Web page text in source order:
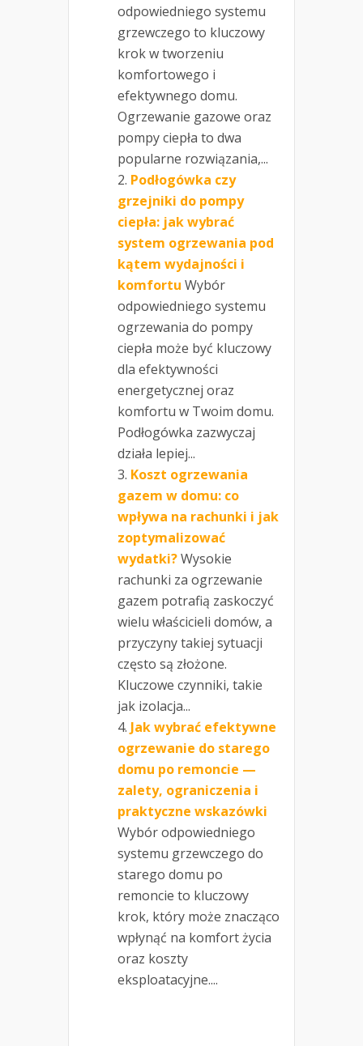
odpowiedniego systemu
grzewczego to kluczowy
krok w tworzeniu
komfortowego i
efektywnego domu.
Ogrzewanie gazowe oraz
pompy ciepła to dwa
popularne rozwiązania,...
Podłogówka czy
grzejniki do pompy
ciepła: jak wybrać
system ogrzewania pod
kątem wydajności i
komfortu Wybór
odpowiedniego systemu
ogrzewania do pompy
ciepła może być kluczowy
dla efektywności
energetycznej oraz
komfortu w Twoim domu.
Podłogówka zazwyczaj
działa lepiej...
Koszt ogrzewania
gazem w domu: co
wpływa na rachunki i jak
zoptymalizować
wydatki?Wysokie
rachunki za ogrzewanie
gazem potrafią zaskoczyć
wielu właścicieli domów, a
przyczyny takiej sytuacji
często są złożone.
Kluczowe czynniki, takie
jak izolacja...
Jak wybrać efektywne
ogrzewanie do starego
domu po remoncie —
zalety, ograniczenia i
praktyczne wskazówki
Wybór odpowiedniego
systemu grzewczego do
starego domu po
remoncie to kluczowy
krok, który może znacząco
wpłynąć na komfort życia
oraz koszty
eksploatacyjne....